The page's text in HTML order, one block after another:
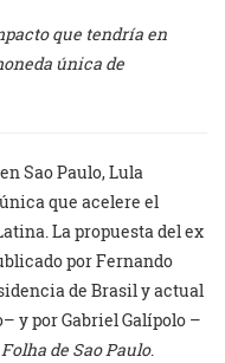
que tendría en
única de
Sao Paulo, Lula
que acelere el
La propuesta del ex
por Fernando
de Brasil y actual
y por Gabriel Galípolo –
Folha de Sao Paulo.